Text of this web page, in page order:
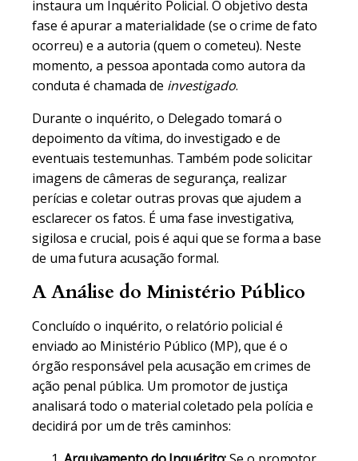
instaura um Inquérito Policial. O objetivo desta
fase é apurar a materialidade (se o crime de fato
ocorreu) e a autoria (quem o cometeu). Neste
momento, a pessoa apontada como autora da
conduta é chamada de investigado.
Durante o inquérito, o Delegado tomará o
depoimento da vítima, do investigado e de
eventuais testemunhas. Também pode solicitar
imagens de câmeras de segurança, realizar
perícias e coletar outras provas que ajudem a
esclarecer os fatos. É uma fase investigativa,
sigilosa e crucial, pois é aqui que se forma a base
de uma futura acusação formal.
A Análise do Ministério Público
Concluído o inquérito, o relatório policial é
enviado ao Ministério Público (MP), que é o
órgão responsável pela acusação em crimes de
ação penal pública. Um promotor de justiça
analisará todo o material coletado pela polícia e
decidirá por um de três caminhos: